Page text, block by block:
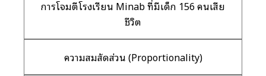
การโจมตีโรงเรียน Minab ที่มีเด็ก 156 คนเสีย
ชีวิต
ความสมสัดส่วน (Proportionality)